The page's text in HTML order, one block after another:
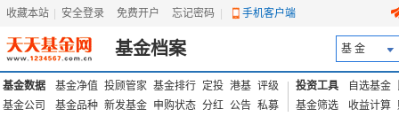
收藏本站 安全登录 免费开户 忘记密码 手机客户端
基金档案 基 金
基金数据 基金净值 投顾管家 基金排行 定投 港基 评级
基金公司
基金品种 新发基金 申购状态 分红 公告 私募
投资工具 自选基金
基金筛选
收益计算